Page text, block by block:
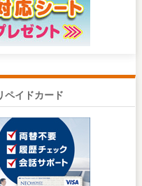
ペイドカード